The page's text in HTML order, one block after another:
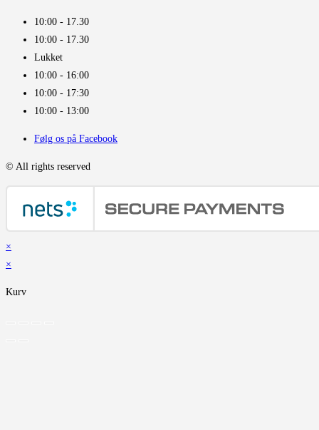
10:00 - 17.30​
10:00 - 17.30​
Lukket
10:00 - 16:00​
10:00 - 17:30
10:00 - 13:00
Følg os på Facebook
© All rights reserved
×
×
Kurv